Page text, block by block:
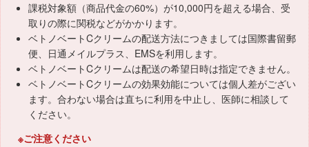
課税対象額（商品代金の60%）が10,000円を超える場合、受
取りの際に関税などがかかります。
ベトノベートCクリームの配送方法につきましては国際書留郵
便、日通メイルプラス、EMSを利用します。
ベトノベートCクリームは配送の希望日時は指定できません。
ベトノベートCクリームの効果効能については個人差がござい
ます。合わない場合は直ちに利用を中止し、医師に相談して
ください。
※ご注意ください